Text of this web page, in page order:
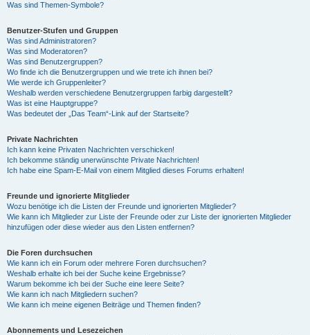
Was sind Themen-Symbole?
Benutzer-Stufen und Gruppen
Was sind Administratoren?
Was sind Moderatoren?
Was sind Benutzergruppen?
Wo finde ich die Benutzergruppen und wie trete ich ihnen bei?
Wie werde ich Gruppenleiter?
Weshalb werden verschiedene Benutzergruppen farbig dargestellt?
Was ist eine Hauptgruppe?
Was bedeutet der „Das Team“-Link auf der Startseite?
Private Nachrichten
Ich kann keine Privaten Nachrichten verschicken!
Ich bekomme ständig unerwünschte Private Nachrichten!
Ich habe eine Spam-E-Mail von einem Mitglied dieses Forums erhalten!
Freunde und ignorierte Mitglieder
Wozu benötige ich die Listen der Freunde und ignorierten Mitglieder?
Wie kann ich Mitglieder zur Liste der Freunde oder zur Liste der ignorierten Mitglieder
hinzufügen oder diese wieder aus den Listen entfernen?
Die Foren durchsuchen
Wie kann ich ein Forum oder mehrere Foren durchsuchen?
Weshalb erhalte ich bei der Suche keine Ergebnisse?
Warum bekomme ich bei der Suche eine leere Seite?
Wie kann ich nach Mitgliedern suchen?
Wie kann ich meine eigenen Beiträge und Themen finden?
Abonnements und Lesezeichen